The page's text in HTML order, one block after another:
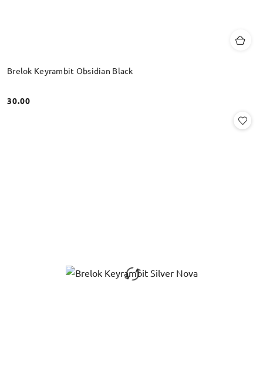
Brelok Keyrambit Obsidian Black
Cena:
30.00